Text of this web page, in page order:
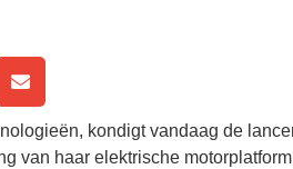
kondigt vandaag de
van haar elektrische